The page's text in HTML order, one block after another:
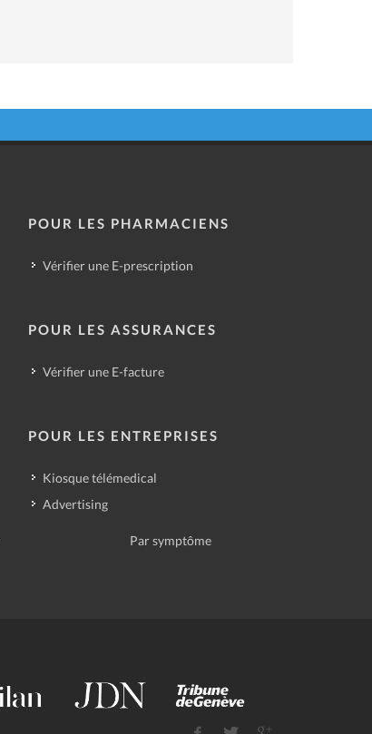
POUR LES PHARMACIENS
Vérifier une E-prescription
POUR LES ASSURANCES
Vérifier une E-facture
POUR LES ENTREPRISES
Kiosque télémedical
Advertising
Par symptôme